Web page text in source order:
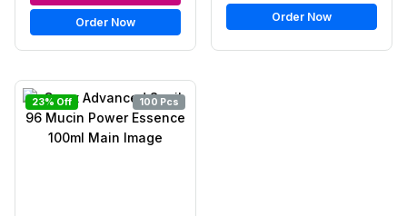
Order Now Order Now
23% Off 100 Pcs